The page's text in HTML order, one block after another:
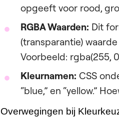
opgeeft voor rood,
RGBA Waarden: Dit
(transparantie)
Voorbeeld: rgba(255,
Kleurnamen: CSS
“blue,” en “yellow.”
Overwegingen bij